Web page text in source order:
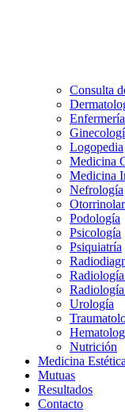
Consulta
Logopedia
Medicina
Medicina
Nefrología
Podología
Psicología
Psiquiatría
Urología
Nutrición
Medicina Estética
Mutuas
Resultados
Contacto